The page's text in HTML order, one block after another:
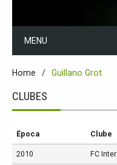
MENU
Home Guillano Grot
CLUBES
Época Clube
2010 FC Inter